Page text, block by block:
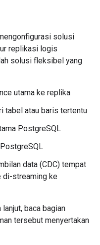
solusi
replikasi logis
solusi fleksibel yang
utama ke replika
tabel atau baris tertentu
PostgreSQL
data (CDC) tempat
di-streaming ke
baca bagian
tersebut menyertakan